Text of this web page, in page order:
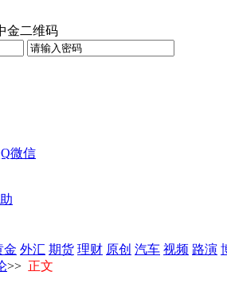
微信
金 外汇 期货 理财 原创 汽车 视频 路演
>> 正文